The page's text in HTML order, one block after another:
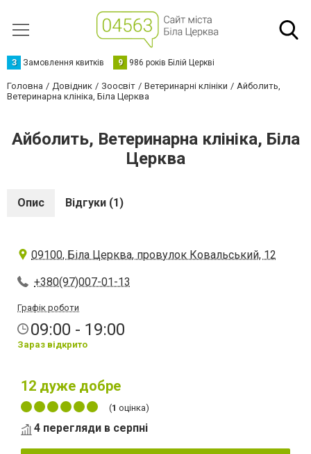
З Замовлення квитків 9 986 років Білій Церкві
Головна Довідник Зоосвіт Ветеринарні клініки
Айболить,
Ветеринарна клініка, Біла Церква
Айболить, Ветеринарна клініка, Біла
Церква
Опис Відгуки (1)
09100, Біла Церква, провулок Ковальський, 12
+380(97)007-01-13
Графік роботи
09:00 - 19:00
Зараз відкрито
12 дуже добре
(1 оцінка)
4 перегляди в серпні